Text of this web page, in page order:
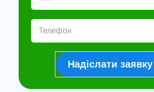
Надіслати заявку